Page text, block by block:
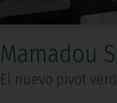
Mamadou
El nuevo pivot